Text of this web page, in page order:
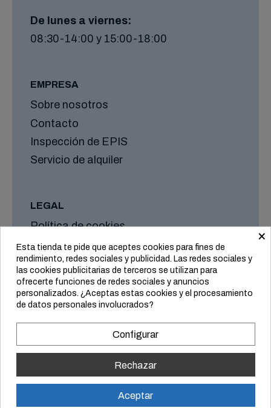
De lunes a viernes:
08:30-14:00 y 15:00-18:00
EMPRESA
Sobre nosotros
Contacto
Inspección de EPIS
Servicio de alquiler
LEGAL
Política de cookies
Aviso legal
Formas de envío y plazos
Condiciones generales
×
Esta tienda te pide que aceptes cookies para fines de
rendimiento, redes sociales y publicidad. Las redes sociales y
las cookies publicitarias de terceros se utilizan para
ofrecerte funciones de redes sociales y anuncios
personalizados. ¿Aceptas estas cookies y el procesamiento
de datos personales involucrados?
Configurar
Rechazar
Aceptar